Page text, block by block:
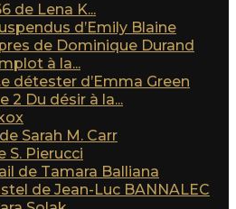
de Lena K...
d’Emily Blaine
de Dominique Durand
à la...
détester d’Emma Green
2 Du désir à la...
Sarah M. Carr
S. Pierucci
de Tamara Balliana
de Jean-Luc BANNALEC